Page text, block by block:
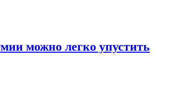
можно легко упустить